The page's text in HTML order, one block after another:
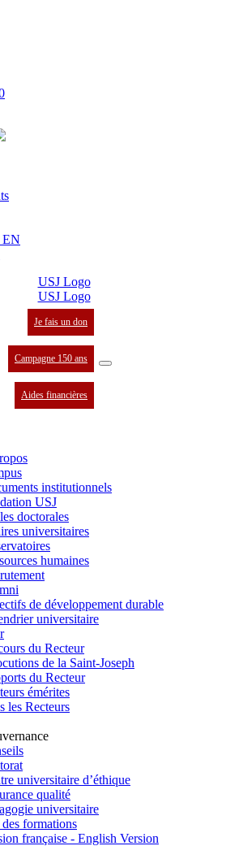
EN
Je fais un don
Campagne 150 ans
Aides financières
institutionnels
USJ
doctorales
universitaires
humaines
de développement durable
universitaire
du Recteur
de la Saint-Joseph
du Recteur
émérites
les Recteurs
universitaire d’éthique
qualité
universitaire
formations
française - English Version